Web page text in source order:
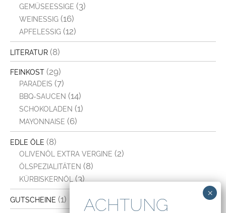
GEMÜSEESSIGE (3)
WEINESSIG (16)
APFELESSIG (12)
LITERATUR (8)
FEINKOST (29)
PARADEIS (7)
BBQ-SAUCEN (14)
SCHOKOLADEN (1)
MAYONNAISE (6)
EDLE ÖLE (8)
OLIVENÖL EXTRA VERGINE (2)
ÖLSPEZIALITÄTEN (8)
KÜRBISKERNÖL (3)
GUTSCHEINE (1)